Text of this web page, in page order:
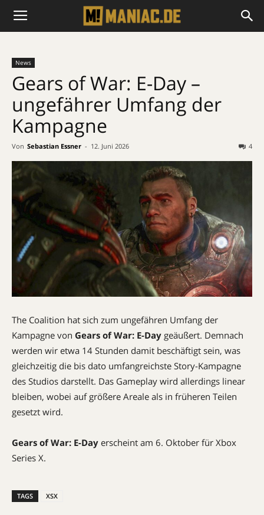
News
Gears of War: E-Day –
ungefährer Umfang der
Kampagne
Von Sebastian Essner - 12. Juni 2026 4
The Coalition hat sich zum ungefähren Umfang der
Kampagne von Gears of War: E-Day geäußert. Demnach
werden wir etwa 14 Stunden damit beschäftigt sein, was
gleichzeitig die bis dato umfangreichste Story-Kampagne
des Studios darstellt. Das Gameplay wird allerdings linear
bleiben, wobei auf größere Areale als in früheren Teilen
gesetzt wird.
Gears of War: E-Day erscheint am 6. Oktober für Xbox
Series X.
TAGS XSX